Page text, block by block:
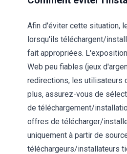
Afin d'éviter cette situation,
lorsqu'ils téléchargent/
fait appropriées.
Web peu fiables (jeux
redirections, les utilisateurs
plus, assurez-vous de
de téléchargement/
offres de télécharger/
uniquement à partir de
téléchargeurs/installateurs